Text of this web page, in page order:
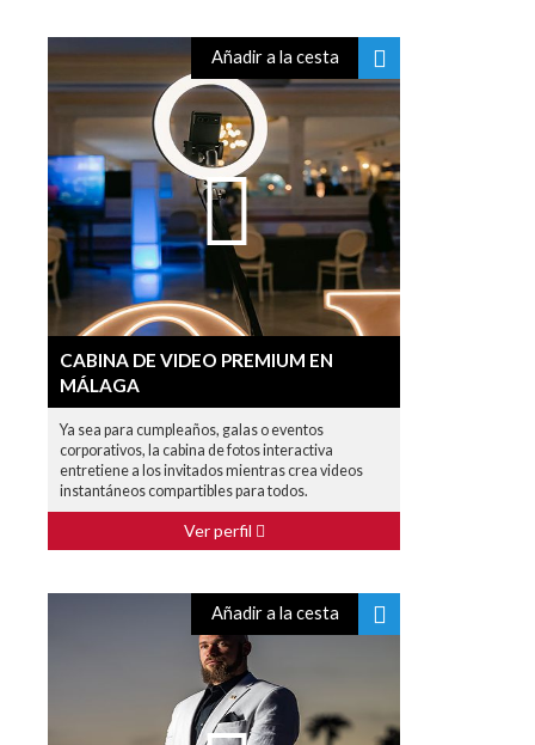
Añadir a la cesta
CABINA DE VIDEO PREMIUM EN
MÁLAGA
Ya sea para cumpleaños, galas o eventos
corporativos, la cabina de fotos interactiva
entretiene a los invitados mientras crea videos
instantáneos compartibles para todos.
Ver perfil
Añadir a la cesta